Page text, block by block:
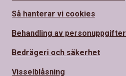
Så hanterar vi cookies
Behandling av personuppgifter
Bedrägeri och säkerhet
Visselblåsning